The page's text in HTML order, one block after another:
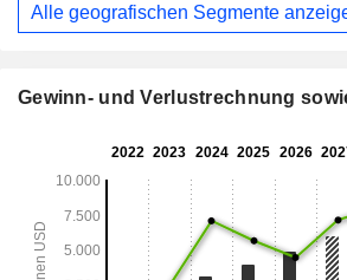
Alle geografischen Segmente
Gewinn- und Verlustrechnung